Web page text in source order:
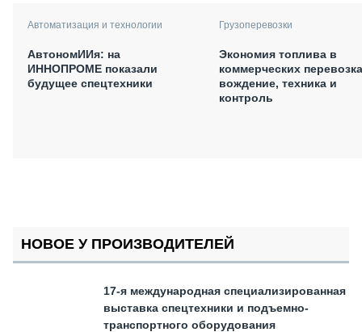
Автоматизация и технологии
АвтономИИя: на
ИННОПРОМЕ показали
будущее спецтехники
Грузоперевозки
Экономия топлива в
коммерческих
вождение, техника и
контроль
НОВОЕ У ПРОИЗВОДИТЕЛЕЙ
17-я международная специализированная
выставка спецтехники и подъемно-
транспортного оборудования